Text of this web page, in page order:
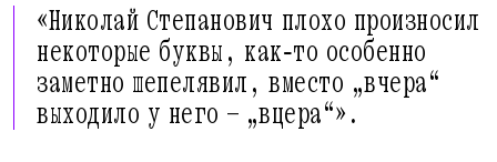
«Николай Степанович плохо произносил
некоторые буквы, как‑то особенно
заметно шепелявил, вместо „вчера“
выходило у него — „вцера“».